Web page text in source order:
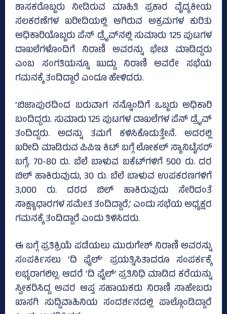
ಶಾಸಕರೊಬ್ಬರು ನೀಡಿರುವ ಮಾಹಿತಿ ಪ್ರಕಾರ ವೈದ್ಯಕೀಯ
ಸಲಕರಣೆಗಳ ಖರೀದಿಯಲ್ಲಿ ಆಗಿರುವ ಅಕ್ರಮಗಳ ಕುರಿತು
ಅಧಿಕಾರಿಯೊಬ್ಬರು ಪೆನ್‌ ಡ್ರೈವ್‌ನಲ್ಲಿ ಸುಮಾರು 125 ಪುಟಗಳ
ದಾಖಲೆಗಳೊಂದಿಗೆ ನಿರಾಣಿ ಅವರನ್ನು ಭೇಟಿ ಮಾಡಿದ್ದರು
ಎಂಬ ಸಂಗತಿಯನ್ನೂ ಖುದ್ದು ನಿರಾಣಿ ಅವರೇ ಸಭೆಯ
ಗಮನಕ್ಕೆ ತಂದಿದ್ದಾರೆ ಎಂದೂ ಹೇಳಿದರು.
‘ಬಿಜಾಪುರದಿಂದ ಬರುವಾಗ ನನ್ನೊಂದಿಗೆ ಒಬ್ಬರು ಅಧಿಕಾರಿ
ಬಂದಿದ್ದರು. ಸುಮಾರು 125 ಪುಟಗಳ ದಾಖಲೆಗಳ ಪೆನ್‌ ಡ್ರೈವ್‌
ತಂದಿದ್ದರು. ಅದನ್ನು ತಮಗೆ ಕಳಿಸಿಕೊಡುತ್ತೇನೆ. ಅದರಲ್ಲಿ
ಖರೀದಿ ಮಾಡಿರುವ ಪಿಪಿಇ ಕಿಟ್‌ ಬಗ್ಗೆ ಲೋಕಲ್‌ ಸ್ಯಾನಿಟೈಸರ್‌
ಬಗ್ಗೆ, 70-80 ರು. ಬೆಲೆ ಬಾಳುವ ಬಕೆಟ್‌ಗಳಿಗೆ 500 ರು. ದರ
ಬಿಲ್‌ ಹಾಕಿರುವುದು, 30 ರು. ಬೆಲೆ ಬಾಳುವ ಉಪಕರಣಗಳಿಗೆ
3,000 ರು. ದರದ ಬಿಲ್‌ ಹಾಕಿರುವುದು ಸೇರಿದಂತೆ
ಸಾಕ್ಷ್ಯಾಧಾರಗಳ ಸಮೇತ ತಂದಿದ್ದಾರೆ,’ ಎಂದು ಸಭೆಯ ಅಧ್ಯಕ್ಷರ
ಗಮನಕ್ಕೆ ತಂದಿದ್ದಾರೆ ಎಂದು ತಿಳಿಸಿದರು.
ಈ ಬಗ್ಗೆ ಪ್ರತಿಕ್ರಿಯೆ ಪಡೆಯಲು ಮುರುಗೇಶ್‌ ನಿರಾಣಿ ಅವರನ್ನು
ಸಂಪರ್ಕಿಸಲು ‘ದಿ ಫೈಲ್‌’ ಪ್ರಯತ್ನಿಸಿತಾದರೂ ಸಂಪರ್ಕಕ್ಕೆ
ಲಭ್ಯರಾಗಲಿಲ್ಲ. ಆದರೆ ‘ದಿ ಫೈಲ್‌’ ಪ್ರತಿನಿಧಿ ಮಾಡಿದ ಕರೆಯನ್ನು
ಸ್ವೀಕರಿಸಿದ್ದ ಅವರ ಆಪ್ತ ಸಹಾಯಕರು ನಿರಾಣಿ ಸಾಹೇಬರು
ಖಾಸಗಿ ಸುದ್ದಿವಾಹಿನಿಯ ಸಂದರ್ಶನದಲ್ಲಿ ಪಾಲ್ಗೊಂಡಿದ್ದಾರೆ